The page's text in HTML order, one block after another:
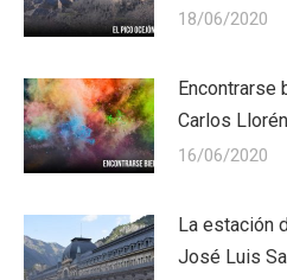
18/06/2020
Encontrarse
Carlos
16/06/2020
La estación
José Luis